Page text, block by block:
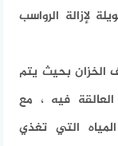
لإزالة الرواسب
الخزان بحيث يتم
العالقة فيه ، مع
التي تغذي